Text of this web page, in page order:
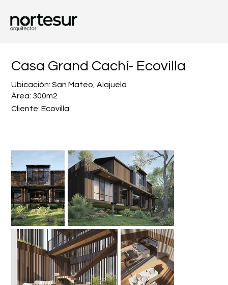
Casa Grand Cachí- Ecovilla
Ubicación: San Mateo, Alajuela
Área: 300m2
Cliente: Ecovilla